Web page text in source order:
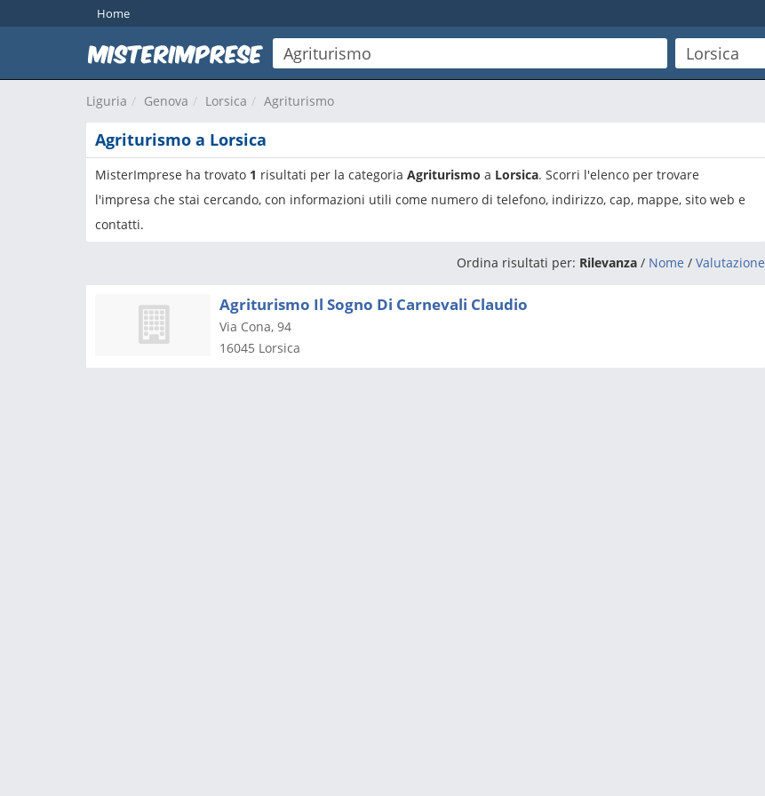
Home
Liguria Genova Lorsica Agriturismo
Agriturismo a Lorsica
MisterImprese ha trovato 1 risultati per la categoria Agriturismo a Lorsica. Scorri l'elenco per trovare
l'impresa che stai cercando, con informazioni utili come numero di telefono, indirizzo, cap, mappe, sito web e
contatti.
Ordina risultati per: Rilevanza / Nome / Valutazione
Agriturismo Il Sogno Di Carnevali Claudio
Via Cona, 94
16045 Lorsica